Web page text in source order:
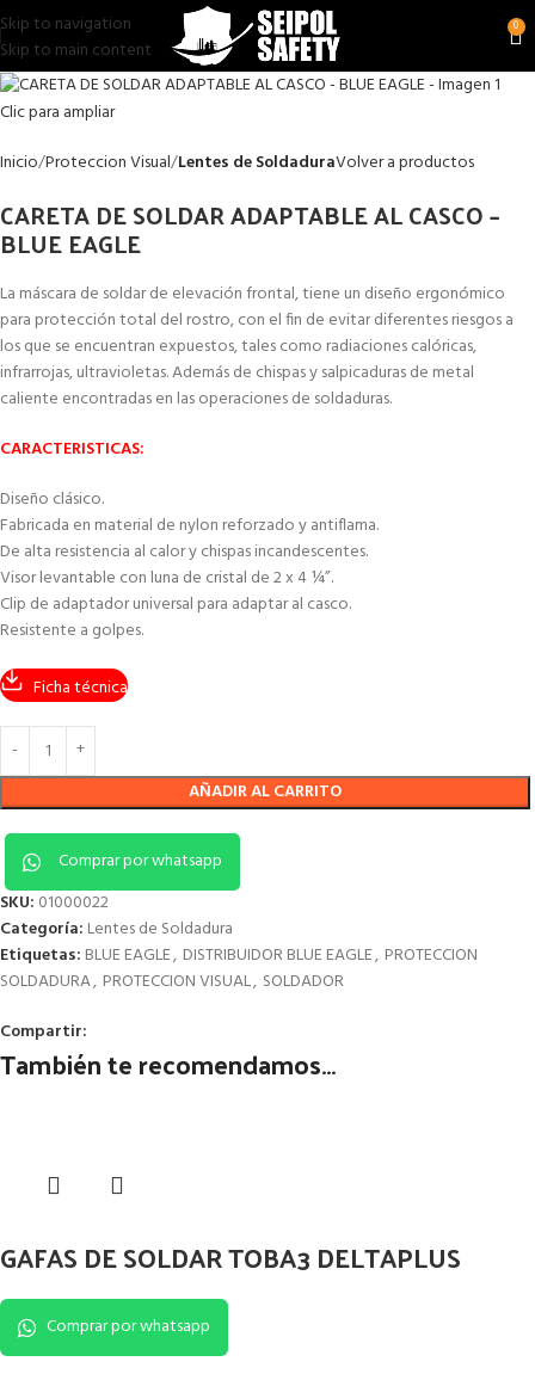
Skip to navigation
Skip to main content
0
Clic para ampliar
Inicio Proteccion Visual Lentes de SoldaduraVolver a productos
CARETA DE SOLDAR ADAPTABLE AL CASCO –
BLUE EAGLE
La máscara de soldar de elevación frontal, tiene un diseño ergonómico
para protección total del rostro, con el fin de evitar diferentes riesgos a
los que se encuentran expuestos, tales como radiaciones calóricas,
infrarrojas, ultravioletas. Además de chispas y salpicaduras de metal
caliente encontradas en las operaciones de soldaduras.
CARACTERISTICAS:
Diseño clásico.
Fabricada en material de nylon reforzado y antiflama.
De alta resistencia al calor y chispas incandescentes.
Visor levantable con luna de cristal de 2 x 4 ¼”.
Clip de adaptador universal para adaptar al casco.
Resistente a golpes.
Ficha técnica
AÑADIR AL CARRITO
Comprar por whatsapp
SKU: 01000022
Categoría: Lentes de Soldadura
Etiquetas: BLUE EAGLE, DISTRIBUIDOR BLUE EAGLE, PROTECCION
SOLDADURA, PROTECCION VISUAL, SOLDADOR
Compartir:
También te recomendamos…
GAFAS DE SOLDAR TOBA3 DELTAPLUS
Comprar por whatsapp